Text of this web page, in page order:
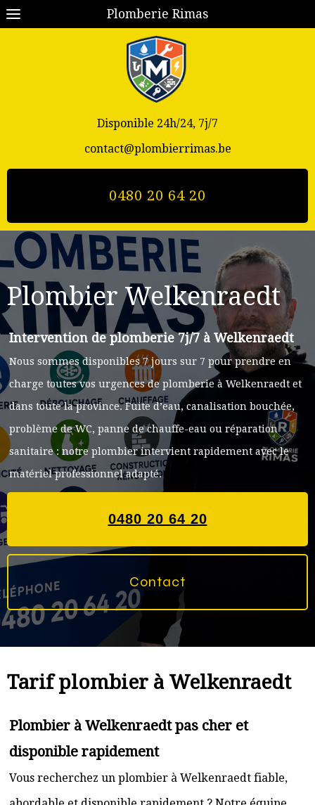
Plomberie Rimas
Disponible 24h/24, 7j/7
contact@plombierrimas.be
0480 20 64 20
Plombier Welkenraedt
Intervention de plomberie 7j/7 à Welkenraedt
Nous sommes disponibles 7 jours sur 7 pour prendre en
charge toutes vos urgences de plomberie à Welkenraedt et
dans toute la province. Fuite d’eau, canalisation bouchée,
problème de WC, panne de chauffe-eau ou réparation
sanitaire : notre plombier intervient rapidement avec le
matériel professionnel adapté.
0480 20 64 20
Contact
Tarif plombier à Welkenraedt
Plombier à Welkenraedt pas cher et
disponible rapidement
Vous recherchez un plombier à Welkenraedt fiable,